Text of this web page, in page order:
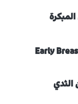
Early
الثدي